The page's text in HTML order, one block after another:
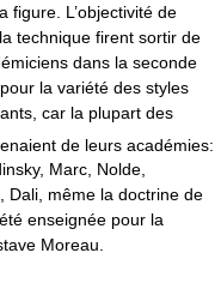
figure. L’objectivité de
technique firent sortir de
dans la seconde
la variété des styles
car la plupart des
de leurs académies:
Marc, Nolde,
Dali, même la doctrine de
enseignée pour la
Moreau.